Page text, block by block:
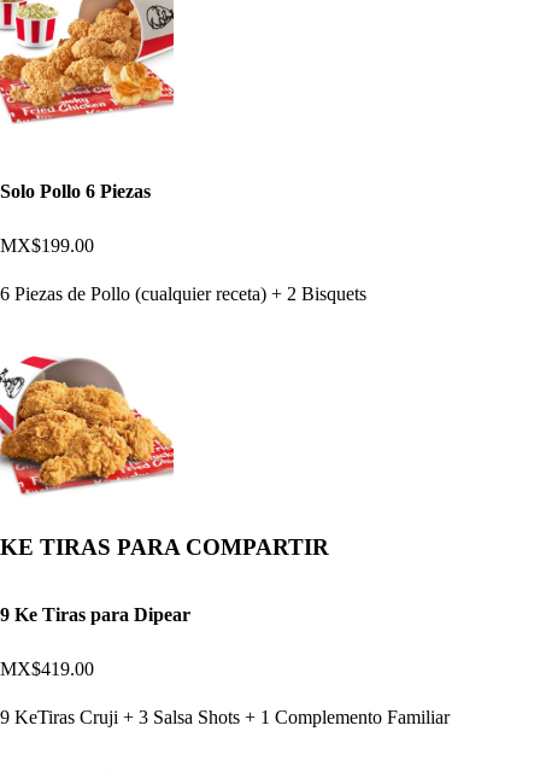
Solo Pollo 6 Piezas
MX$199.00
6 Piezas de Pollo (cualquier receta) + 2 Bisquets
KE TIRAS PARA COMPARTIR
9 Ke Tiras para Dipear
MX$419.00
9 KeTiras Cruji + 3 Salsa Shots + 1 Complemento Familiar